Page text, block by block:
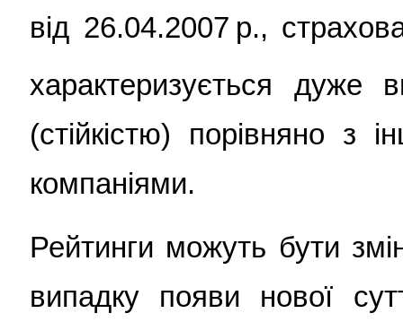
від 26.04.2007 р.,
характеризується дуже
(стійкістю) порівняно з
компаніями.
Рейтинги можуть бути
випадку появи нової